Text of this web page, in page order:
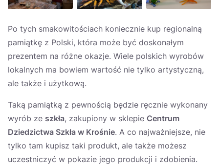
Po tych smakowitościach koniecznie kup regionalną
pamiątkę z Polski, która może być doskonałym
prezentem na różne okazje. Wiele polskich wyrobów
lokalnych ma bowiem wartość nie tylko artystyczną,
ale także i użytkową.
Taką pamiątką z pewnością będzie ręcznie wykonany
wyrób ze szkła, zakupiony w sklepie Centrum
Dziedzictwa Szkła w Krośnie. A co najważniejsze, nie
tylko tam kupisz taki produkt, ale także możesz
uczestniczyć w pokazie jego produkcji i zdobienia.